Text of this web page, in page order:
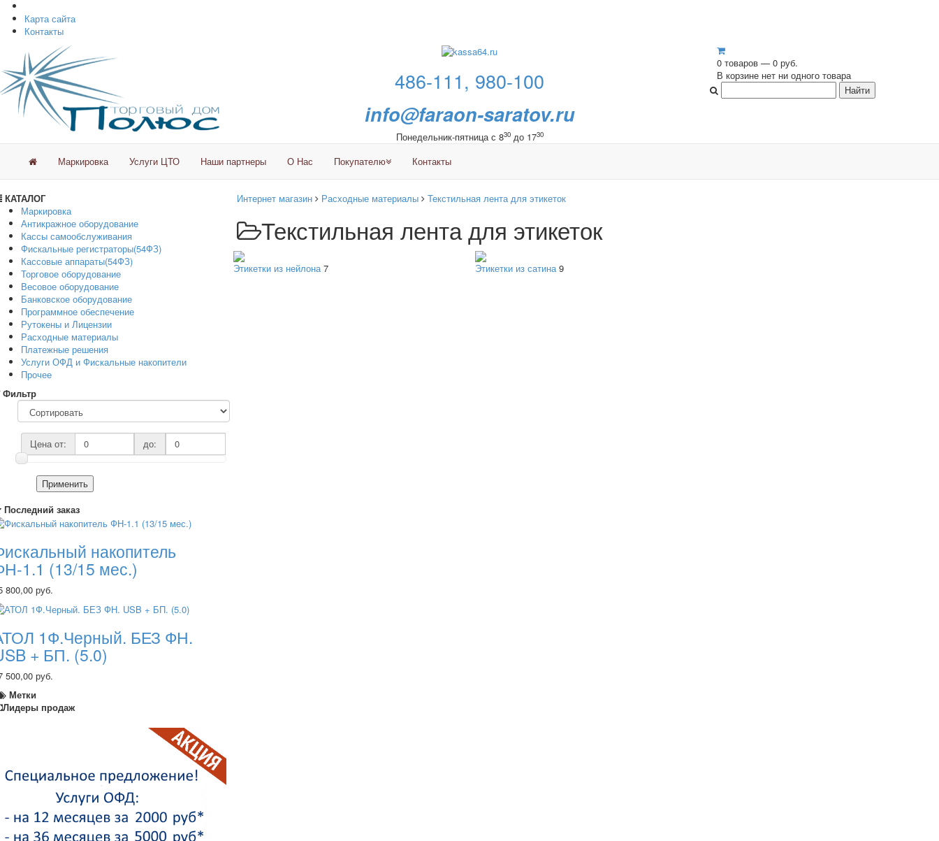
Карта сайта
Контакты
486-111, 980-100
info@faraon-saratov.ru
Понедельник-пятница с 830до 1730
0 товаров — 0 руб.
В корзине нет ни одного товара
Маркировка Услуги ЦТО Наши партнеры О Нас Покупателю Контакты
КАТАЛОГ
Маркировка
Антикражное оборудование
Кассы самообслуживания
Фискальные регистраторы(54ФЗ)
Кассовые аппараты(54ФЗ)
Торговое оборудование
Весовое оборудование
Банковское оборудование
Программное обеспечение
Рутокены и Лицензии
Расходные материалы
Платежные решения
Услуги ОФД и Фискальные накопители
Прочее
Фильтр
Цена от: до:
Применить
Последний заказ
накопитель
1.1 (13/15 мес.)
800,00 руб.
1Ф.Черный. БЕЗ ФН.
+ БП. (5.0)
500,00 руб.
Метки
Лидеры продаж
Интернет магазин Расходные материалы Текстильная лента для этикеток
Текстильная лента для этикеток
Этикетки из нейлона 7 Этикетки из сатина 9